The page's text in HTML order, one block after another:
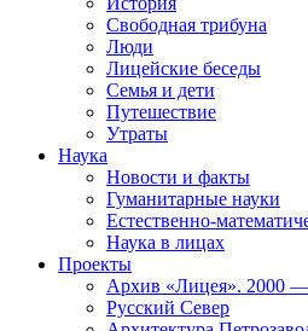
Свободная трибуна
Люди
Лицейские беседы
Семья и дети
Путешествие
Утраты
Наука
Новости и факты
Гуманитарные науки
Естественно-
Наука в лицах
Проекты
Архив «Лицея». 2000
Русский Север